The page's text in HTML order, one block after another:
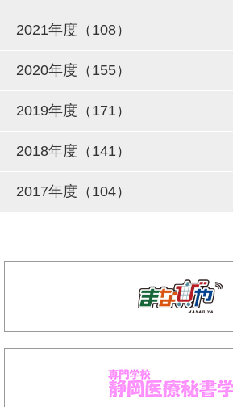
2021年度（108）
2020年度（155）
2019年度（171）
2018年度（141）
2017年度（104）